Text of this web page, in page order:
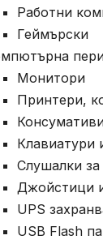
Работни
Геймърски
Монитори
Принтери,
Клавиатури
Слушалки
Джойстици
UPS
USB Flash